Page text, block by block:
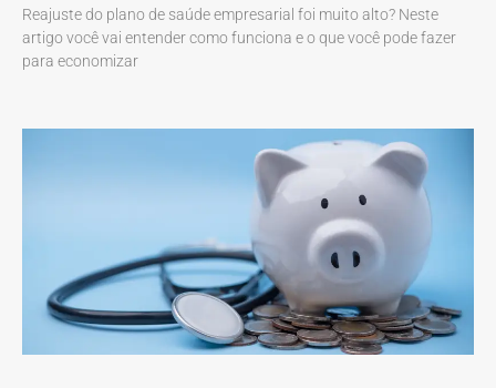
Reajuste do plano de saúde empresarial foi muito alto? Neste
artigo você vai entender como funciona e o que você pode fazer
para economizar